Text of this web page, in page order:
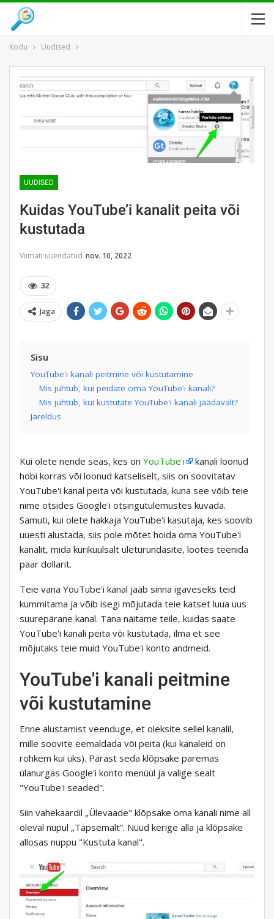
Kodu Uudised
UUDISED
Kuidas YouTube’i kanalit peita või
kustutada
Viimati uuendatud nov. 10, 2022
32
Jaga
Sisu
YouTube'i kanali peitmine või kustutamine
Mis juhtub, kui peidate oma YouTube'i kanali?
Mis juhtub, kui kustutate YouTube'i kanali jäädavalt?
Järeldus
Kui olete nende seas, kes on YouTube'i
kanali loonud
hobi korras või loonud katseliselt, siis on soovitatav
YouTube'i kanal peita või kustutada, kuna see võib teie
nime otsides Google'i otsingutulemustes kuvada.
Samuti, kui olete hakkaja YouTube'i kasutaja, kes soovib
uuesti alustada, siis pole mõtet hoida oma YouTube'i
kanalit, mida kurikuulsalt ületurundasite, lootes teenida
paar dollarit.
Teie vana YouTube'i kanal jääb sinna igaveseks teid
kummitama ja võib isegi mõjutada teie katset luua uus
suurepärane kanal. Täna näitame teile, kuidas saate
YouTube'i kanali peita või kustutada, ilma et see
mõjutaks teie muid YouTube'i konto andmeid.
YouTube'i kanali peitmine
või kustutamine
Enne alustamist veenduge, et oleksite sellel kanalil,
mille soovite eemaldada või peita (kui kanaleid on
rohkem kui üks). Pärast seda klõpsake paremas
ülanurgas Google'i konto menüül ja valige sealt
"YouTube'i seaded".
Siin vahekaardil „Ülevaade" klõpsake oma kanali nime all
oleval nupul „Täpsemalt”. Nüüd kerige alla ja klõpsake
allosas nuppu "Kustuta kanal".